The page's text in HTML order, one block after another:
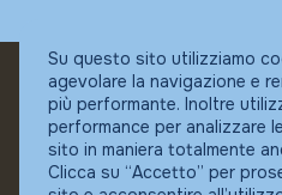
© Fundstore
Collocatore autorizzato:
Banca Ifigest SpA
P.Iva: 04337180485
Su questo sito utilizziamo
agevolare la navigazione e
più performante. Inoltre
performance per analizzare
sito in maniera totalmente
Clicca su “Accetto” per